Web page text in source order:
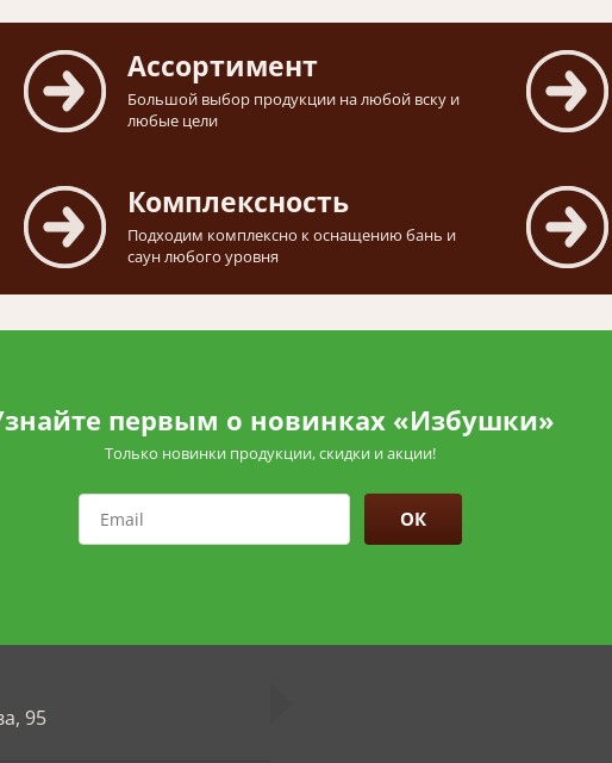
Ассортимент
Большой выбор продукции на любой вску и
любые цели
Комплексность
Подходим комплексно к оснащению бань и
саун любого уровня
первым о новинках «Избушки»
Только новинки продукции, скидки и акции!
ОК
95